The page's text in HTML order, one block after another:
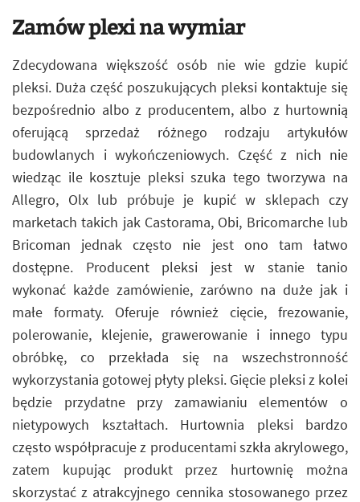
Zamów plexi na wymiar
Zdecydowana większość osób nie wie gdzie kupić
pleksi. Duża część poszukujących pleksi kontaktuje się
bezpośrednio albo z producentem, albo z hurtownią
oferującą sprzedaż różnego rodzaju artykułów
budowlanych i wykończeniowych. Część z nich nie
wiedząc ile kosztuje pleksi szuka tego tworzywa na
Allegro, Olx lub próbuje je kupić w sklepach czy
marketach takich jak Castorama, Obi, Bricomarche lub
Bricoman jednak często nie jest ono tam łatwo
dostępne. Producent pleksi jest w stanie tanio
wykonać każde zamówienie, zarówno na duże jak i
małe formaty. Oferuje również cięcie, frezowanie,
polerowanie, klejenie, grawerowanie i innego typu
obróbkę, co przekłada się na wszechstronność
wykorzystania gotowej płyty pleksi. Gięcie pleksi z kolei
będzie przydatne przy zamawianiu elementów o
nietypowych kształtach. Hurtownia pleksi bardzo
często współpracuje z producentami szkła akrylowego,
zatem kupując produkt przez hurtownię można
skorzystać z atrakcyjnego cennika stosowanego przez